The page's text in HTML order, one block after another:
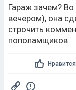
Гараж зачем?
вечером), она
строчить
пополамщиков
Нравится